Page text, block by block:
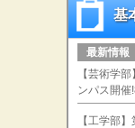
基
基
最新情報
【芸術学
ンパス開催
【工学部